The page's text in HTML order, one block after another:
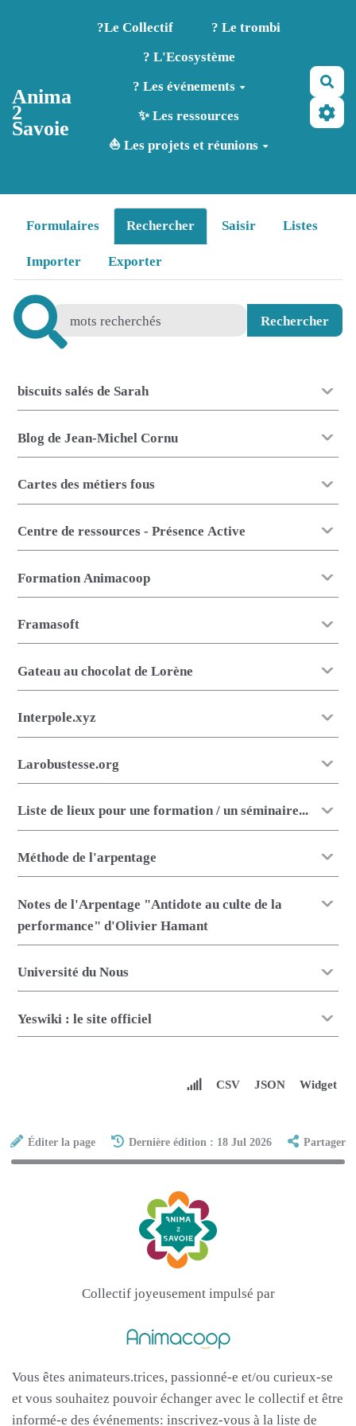
Aller au contenu principal
Anima
2
Savoie
?️Le Collectif
? Le trombi
? L'Ecosystème
? Les événements
✨ Les ressources
⛵ Les projets et réunions
Formulaires Rechercher Saisir Listes
Importer Exporter
biscuits salés de Sarah
Blog de Jean-Michel Cornu
Cartes des métiers fous
Centre de ressources - Présence Active
Formation Animacoop
Framasoft
Gateau au chocolat de Lorène
Interpole.xyz
Larobustesse.org
Liste de lieux pour une formation / un séminaire...
Méthode de l'arpentage
Notes de l'Arpentage "Antidote au culte de la
performance" d'Olivier Hamant
Université du Nous
Yeswiki : le site officiel
CSV JSON Widget
Éditer la page Dernière édition : 18 Jul 2026 Partager
Collectif joyeusement impulsé par
Vous êtes animateurs.trices, passionné-e et/ou curieux-se
et vous souhaitez pouvoir échanger avec le collectif et être
informé-e des événements: inscrivez-vous à la liste de